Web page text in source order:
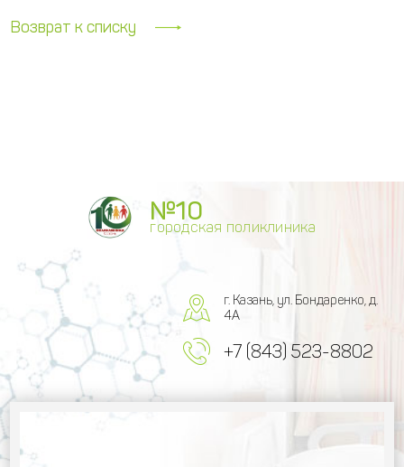
Возврат к списку
№10
городская поликлиника
г. Казань, ул. Бондаренко, д.
4А
+7 (843) 523-8802